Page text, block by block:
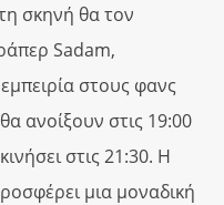
σκηνή θα τον
Sadam,
στους φανς
ανοίξουν στις 19:00
στις 21:30. Η
μια μοναδική